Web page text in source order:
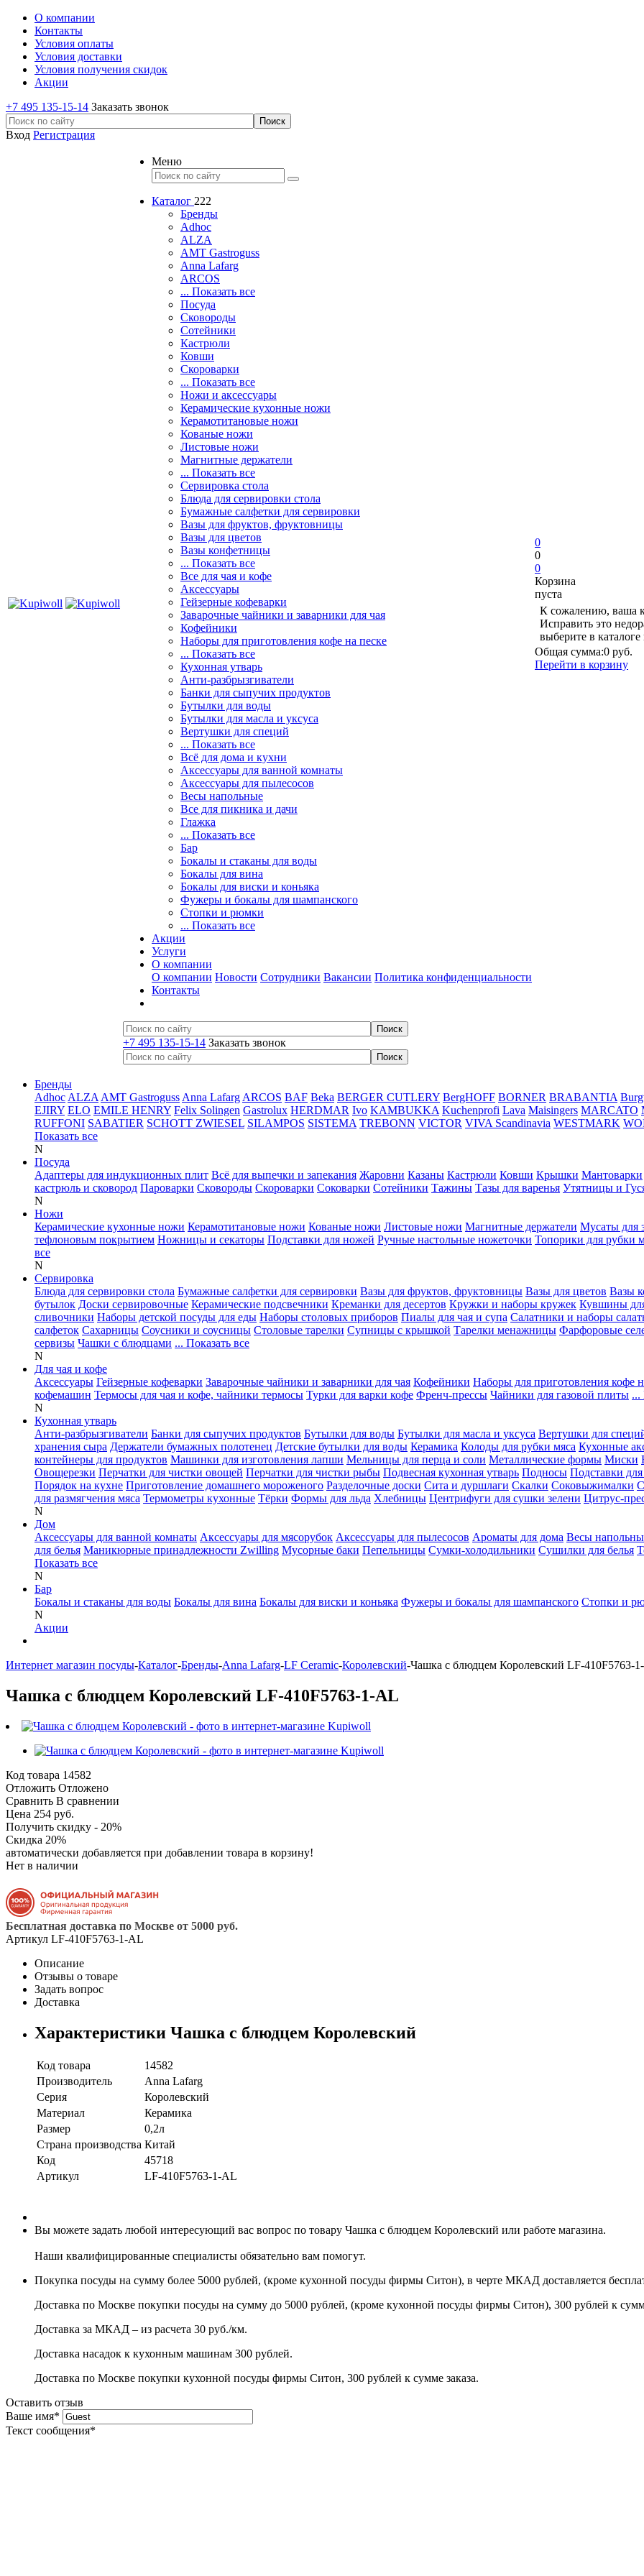
О компании
Контакты
Условия оплаты
Условия доставки
Условия получения скидок
Акции
+7 495 135-15-14 Заказать звонок
Вход Регистрация
Меню
Каталог 222
Бренды
Adhoc
ALZA
AMT Gastroguss
Anna Lafarg
ARCOS
... Показать все
Посуда
Сковороды
Сотейники
Кастрюли
Ковши
Скороварки
... Показать все
Ножи и аксессуары
Керамические кухонные ножи
Керамотитановые ножи
Кованые ножи
Листовые ножи
Магнитные держатели
... Показать все
Сервировка стола
Блюда для сервировки стола
Бумажные салфетки для сервировки
Вазы для фруктов, фруктовницы
Вазы для цветов
Вазы конфетницы
... Показать все
Все для чая и кофе
Аксессуары
Гейзерные кофеварки
Заварочные чайники и заварники для чая
Кофейники
Наборы для приготовления кофе на песке
... Показать все
Кухонная утварь
Анти-разбрызгиватели
Банки для сыпучих продуктов
Бутылки для воды
Бутылки для масла и уксуса
Вертушки для специй
... Показать все
Всё для дома и кухни
Аксессуары для ванной комнаты
Аксессуары для пылесосов
Весы напольные
Все для пикника и дачи
Глажка
... Показать все
Бар
Бокалы и стаканы для воды
Бокалы для вина
Бокалы для виски и коньяка
Фужеры и бокалы для шампанского
Стопки и рюмки
... Показать все
Акции
Услуги
О компании
О компании Новости Сотрудники Вакансии Политика конфиденциальности
Контакты
+7 495 135-15-14 Заказать звонок
0
0
0
Корзина
пуста
К сожалению, ваша
Исправить это
выберите в
Общая сумма:0 руб.
Перейти в корзину
Бренды
Adhoc ALZA AMT Gastroguss Anna Lafarg ARCOS BAF Beka BERGER CUTLERY BergHOFF BORNER BRABANTIA
EJIRY ELO EMILE HENRY Felix Solingen Gastrolux HERDMAR Ivo KAMBUKKA Kuchenprofi Lava Maisingers MARCATO
RUFFONI SABATIER SCHOTT ZWIESEL SILAMPOS SISTEMA TREBONN VICTOR VIVA Scandinavia WESTMARK
Показать все
N
Посуда
Адаптеры для индукционных плит Всё для выпечки и запекания Жаровни Казаны Кастрюли Ковши Крышки Мантоварки
кастрюль и сковород Пароварки Сковороды Скороварки Соковарки Сотейники Тажины Тазы для варенья Утятницы и
N
Ножи
Керамические кухонные ножи Керамотитановые ножи Кованые ножи Листовые ножи Магнитные держатели Мусаты для
тефлоновым покрытием Ножницы и секаторы Подставки для ножей Ручные настольные ножеточки Топорики для рубки
все
N
Сервировка
Блюда для сервировки стола Бумажные салфетки для сервировки Вазы для фруктов, фруктовницы Вазы для цветов Вазы
бутылок Доски сервировочные Керамические подсвечники Креманки для десертов Кружки и наборы кружек Кувшины
сливочники Наборы детской посуды для еды Наборы столовых приборов Пиалы для чая и супа Салатники и наборы
салфеток Сахарницы Соусники и соусницы Столовые тарелки Супницы с крышкой Тарелки менажницы Фарфоровые
сервизы Чашки с блюдцами ... Показать все
N
Для чая и кофе
Аксессуары Гейзерные кофеварки Заварочные чайники и заварники для чая Кофейники Наборы для приготовления кофе
кофемашин Термосы для чая и кофе, чайники термосы Турки для варки кофе Френч-прессы Чайники для газовой плиты ...
N
Кухонная утварь
Анти-разбрызгиватели Банки для сыпучих продуктов Бутылки для воды Бутылки для масла и уксуса Вертушки для
хранения сыра Держатели бумажных полотенец Детские бутылки для воды Керамика Колоды для рубки мяса Кухонные
контейнеры для продуктов Машинки для изготовления лапши Мельницы для перца и соли Металлические формы Миски
Овощерезки Перчатки для чистки овощей Перчатки для чистки рыбы Подвесная кухонная утварь Подносы Подставки
Порядок на кухне Приготовление домашнего мороженого Разделочные доски Сита и дуршлаги Скалки Соковыжималки
для размягчения мяса Термометры кухонные Тёрки Формы для льда Хлебницы Центрифуги для сушки зелени Цитрус-
N
Дом
Аксессуары для ванной комнаты Аксессуары для мясорубок Аксессуары для пылесосов Ароматы для дома Весы
для белья Маникюрные принадлежности Zwilling Мусорные баки Пепельницы Сумки-холодильники Сушилки для белья
Показать все
N
Бар
Бокалы и стаканы для воды Бокалы для вина Бокалы для виски и коньяка Фужеры и бокалы для шампанского Стопки и
N
Акции
Интернет магазин посуды-Каталог-Бренды-Anna Lafarg-LF Ceramic-Королевский-Чашка с блюдцем Королевский LF-410F5763-
Чашка с блюдцем Королевский LF-410F5763-1-AL
Код товара 14582
Отложить Отложено
Сравнить В сравнении
Цена 254 руб.
Получить скидку - 20%
Скидка 20%
автоматически добавляется при добавлении товара в корзину!
Нет в наличии
Бесплатная доставка по Москве от 5000 руб.
Артикул LF-410F5763-1-AL
Описание
Отзывы о товаре
Задать вопрос
Доставка
Характеристики Чашка с блюдцем Королевский
Код товара
14582
Производитель
Anna Lafarg
Серия
Королевский
Материал
Керамика
Размер
0,2л
Страна производства Китай
Код
45718
Артикул
LF-410F5763-1-AL
Вы можете задать любой интересующий вас вопрос по товару Чашка с блюдцем Королевский или работе магазина.
Наши квалифицированные специалисты обязательно вам помогут.
Покупка посуды на сумму более 5000 рублей, (кроме кухонной посуды фирмы Ситон), в черте МКАД доставляется
Доставка по Москве покупки посуды на сумму до 5000 рублей, (кроме кухонной посуды фирмы Ситон), 300 рублей к
Доставка за МКАД – из расчета 30 руб./км.
Доставка насадок к кухонным машинам 300 рублей.
Доставка по Москве покупки кухонной посуды фирмы Ситон, 300 рублей к сумме заказа.
Оставить отзыв
Ваше имя*
Текст сообщения*